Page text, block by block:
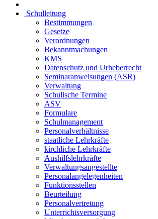
Schulleitung
Bestimmungen
Gesetze
Verordnungen
Bekanntmachungen
KMS
Datenschutz und Urheberrecht
Seminaranweisungen (ASR)
Verwaltung
Schulische Termine
ASV
Formulare
Schulmanagement
Personalverhältnisse
staatliche Lehrkräfte
kirchliche Lehrkräfte
Aushilfslehrkräfte
Verwaltungsangestellte
Personalangelegenheiten
Funktionsstellen
Beurteilung
Personalvertretung
Unterrichtsversorgung